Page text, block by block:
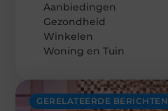
GERELATEERDE BERICHTEN
Aanbiedingen
Gezondheid
Winkelen
Woning en Tuin